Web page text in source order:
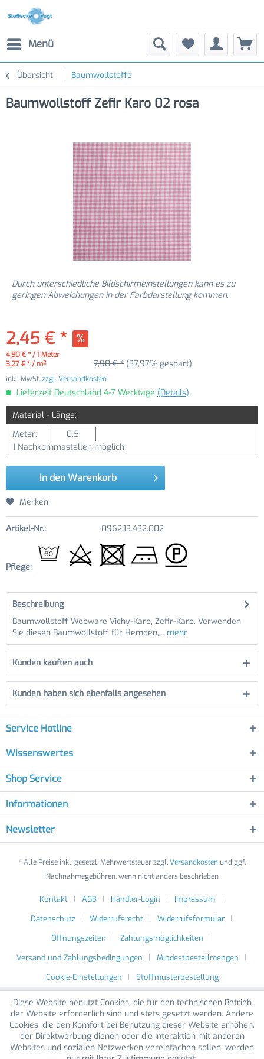
Menü
Übersicht Baumwollstoffe
Baumwollstoff Zefir Karo 02 rosa
Durch unterschiedliche Bildschirmeinstellungen kann es zu
geringen Abweichungen in der Farbdarstellung kommen.
2,45 € *
4,90 € * / 1 Meter
3,27 € * / m²
7,90 € * (37,97% gespart)
inkl. MwSt.zzgl. Versandkosten
Lieferzeit Deutschland 4-7 Werktage (Details)
Material - Länge:
Meter:
1 Nachkommastellen möglich
In den Warenkorb
Merken
Artikel-Nr.: 0962.13.432.002
Pflege:
Beschreibung
Baumwollstoff Webware Vichy-Karo, Zefir-Karo. Verwenden
Sie diesen Baumwollstoff für Hemden,... mehr
Kunden kauften auch
Kunden haben sich ebenfalls angesehen
Service Hotline
Wissenswertes
Shop Service
Informationen
Newsletter
* Alle Preise inkl. gesetzl. Mehrwertsteuer zzgl.Versandkostenund ggf.
Nachnahmegebühren, wenn nicht anders beschrieben
Kontakt AGB Händler-Login
Impressum
Datenschutz
Widerrufsrecht
Widerrufsformular
Öffnungszeiten
Zahlungsmöglichkeiten
Versand und Zahlungsbedingungen
Mindestbestellmengen
Cookie-Einstellungen
Stoffmusterbestellung
Diese Website benutzt Cookies, die für den technischen Betrieb
der Website erforderlich sind und stets gesetzt werden. Andere
Cookies, die den Komfort bei Benutzung dieser Website erhöhen,
der Direktwerbung dienen oder die Interaktion mit anderen
Websites und sozialen Netzwerken vereinfachen sollen, werden